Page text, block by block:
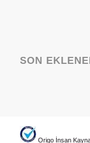
SON
Origo İnsan